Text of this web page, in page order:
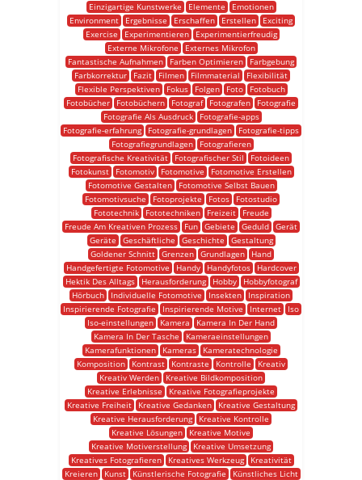
Einzigartige Kunstwerke
Elemente
Emotionen
Environment
Ergebnisse Erschaffen Erstellen
Exciting
Exercise
Experimentieren
Experimentierfreudig
Externe Mikrofone
Externes Mikrofon
Fantastische Aufnahmen
Farben Optimieren
Farbgebung
Farbkorrektur
Fazit Filmen Filmmaterial
Flexibilität
Flexible Perspektiven
Fokus Folgen Foto
Fotobuch
Fotobücher
Fotobüchern Fotograf Fotografen
Fotografie
Fotografie Als Ausdruck
Fotografie-apps
Fotografie-erfahrung
Fotografie-grundlagen
Fotografie-tipps
Fotografiegrundlagen
Fotografieren
Fotografische Kreativität
Fotografischer Stil
Fotoideen
Fotokunst
Fotomotiv Fotomotive
Fotomotive Erstellen
Fotomotive Gestalten
Fotomotive Selbst Bauen
Fotomotivsuche
Fotoprojekte Fotos
Fotostudio
Fototechnik
Fototechniken Freizeit
Freude
Freude Am Kreativen Prozess
Fun Gebiete Geduld Gerät
Geräte
Geschäftliche Geschichte
Gestaltung
Goldener Schnitt Grenzen Grundlagen
Hand
Handgefertigte Fotomotive
Handy Handyfotos
Hardcover
Hektik Des Alltags
Herausforderung Hobby
Hobbyfotograf
Hörbuch
Individuelle Fotomotive Insekten
Inspiration
Inspirierende Fotografie
Inspirierende Motive Internet
Iso
Iso-einstellungen
Kamera
Kamera In Der Hand
Kamera In Der Tasche
Kameraeinstellungen
Kamerafunktionen
Kameras
Kameratechnologie
Komposition
Kontrast Kontraste Kontrolle
Kreativ
Kreativ Werden
Kreative Bildkomposition
Kreative Erlebnisse
Kreative Fotografieprojekte
Kreative Freiheit
Kreative Gedanken
Kreative Gestaltung
Kreative Herausforderung
Kreative Kontrolle
Kreative Lösungen
Kreative Motive
Kreative Motiverstellung
Kreative Umsetzung
Kreatives Fotografieren
Kreatives Werkzeug
Kreativität
Kreieren
Kunst Künstlerische Fotografie
Künstliches Licht